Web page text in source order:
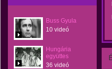
Buss Gyula
10 videó
Hungária
együttes
36 videó